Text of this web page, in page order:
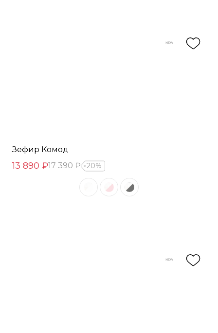
Зефир Комод
13 890 ₽17 390 ₽ 20%